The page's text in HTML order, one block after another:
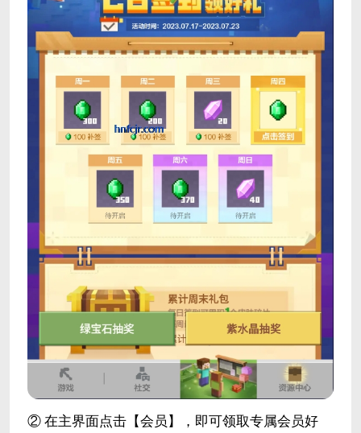
② 在主界面点击【会员】，即可领取专属会员好